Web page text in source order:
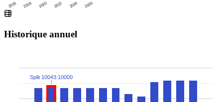
2016 2018 2020 2022 2024 2026
Historique annuel
Split 10043:10000